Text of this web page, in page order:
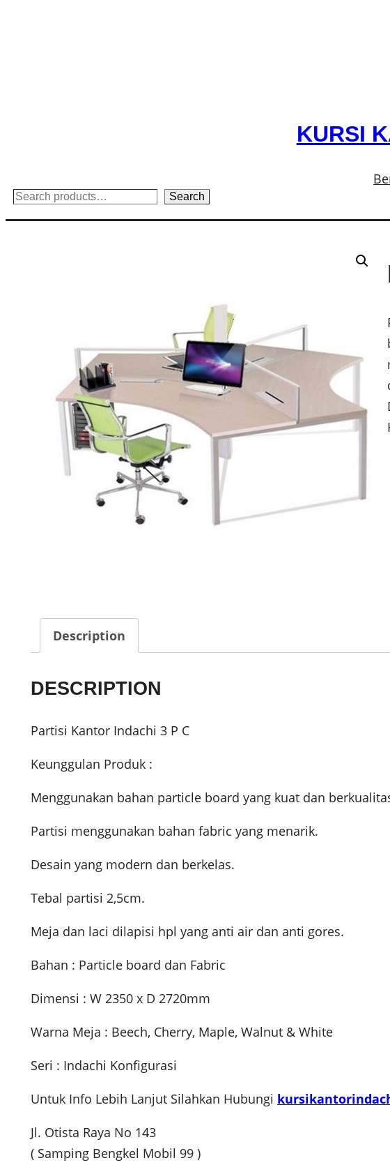
KURSI
Search
Search
Description
DESCRIPTION
Partisi Kantor Indachi 3 P C
Keunggulan Produk :
Menggunakan bahan particle board yang kuat dan
Partisi menggunakan bahan fabric yang menarik.
Desain yang modern dan berkelas.
Tebal partisi 2,5cm.
Meja dan laci dilapisi hpl yang anti air dan anti gores.
Bahan : Particle board dan Fabric
Dimensi : W 2350 x D 2720mm
Warna Meja : Beech, Cherry, Maple, Walnut & White
Seri : Indachi Konfigurasi
Untuk Info Lebih Lanjut Silahkan Hubungi
Jl. Otista Raya No 143
( Samping Bengkel Mobil 99 )